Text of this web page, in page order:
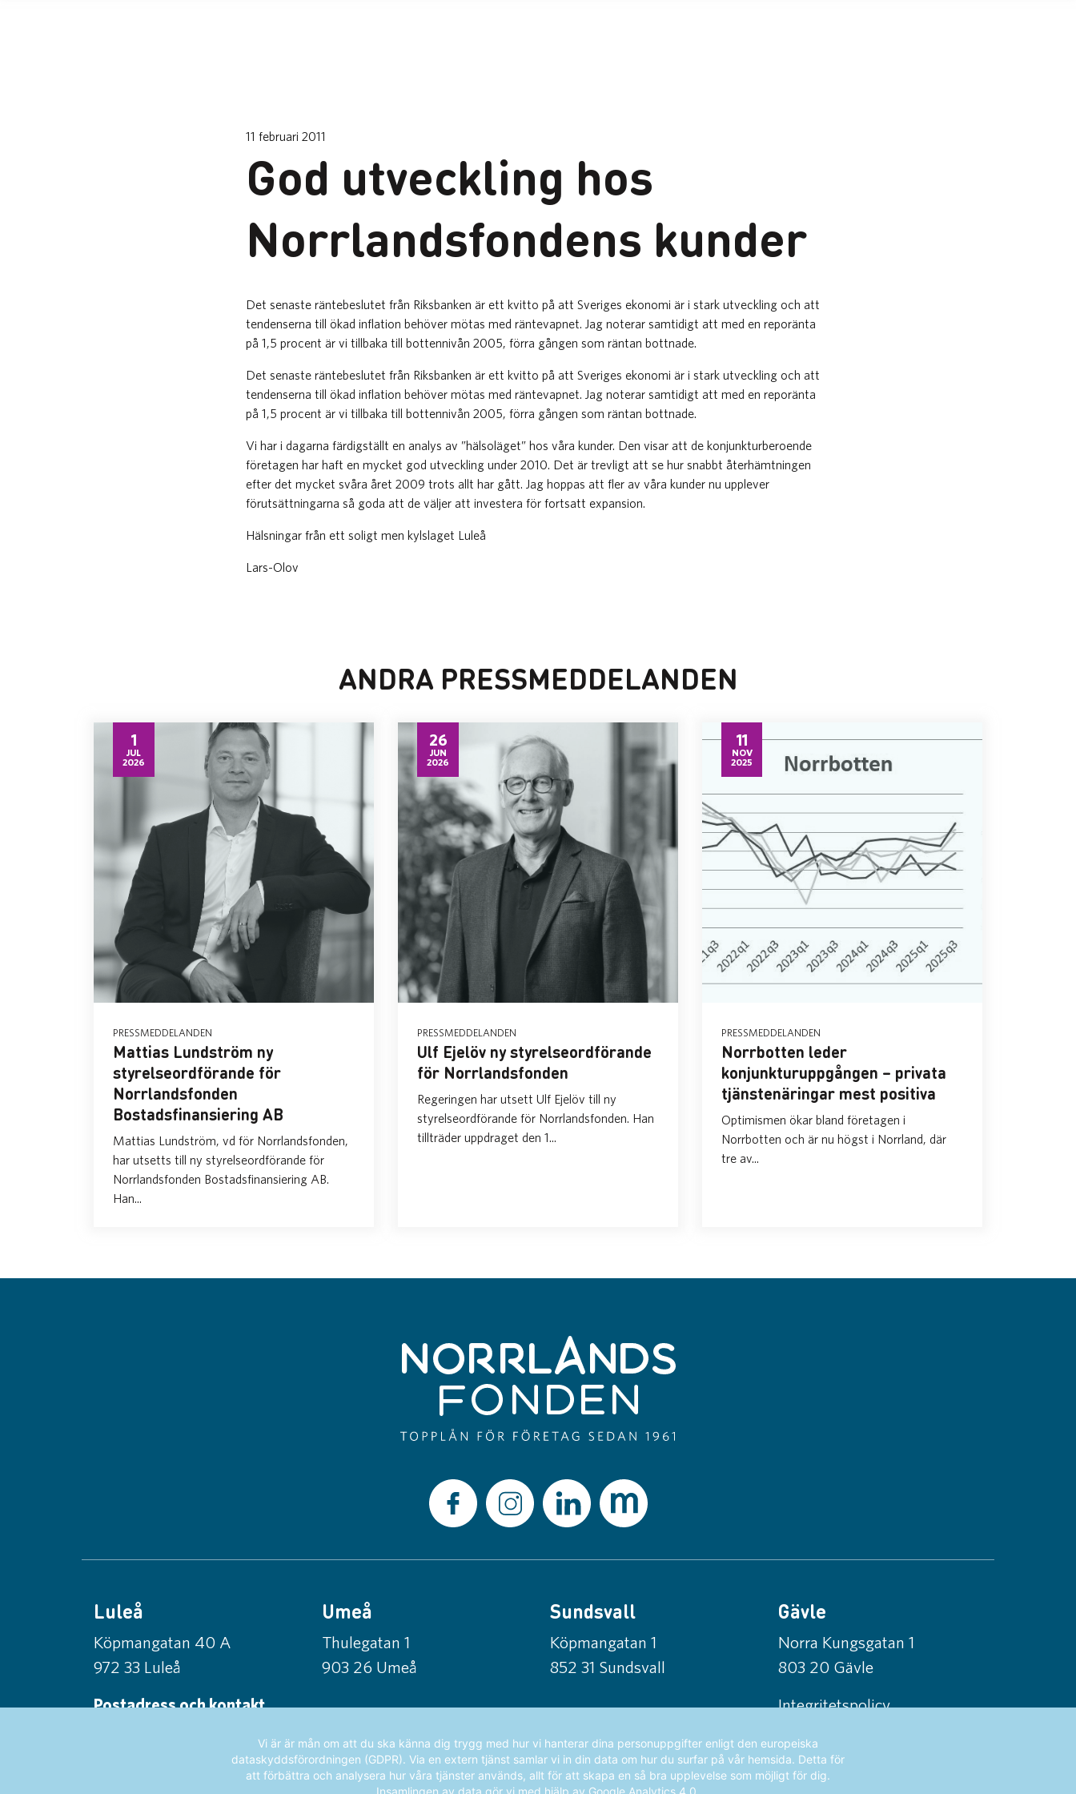
11 februari 2011
God utveckling hos
Norrlandsfondens kunder
​Det senaste räntebeslutet från Riksbanken är ett kvitto på att Sveriges ekonomi är i stark utveckling och att
tendenserna till ökad inflation behöver mötas med räntevapnet. Jag noterar samtidigt att med en reporänta
på 1,5 procent är vi tillbaka till bottennivån 2005, förra gången som räntan bottnade.
Det senaste räntebeslutet från Riksbanken är ett kvitto på att Sveriges ekonomi är i stark utveckling och att
tendenserna till ökad inflation behöver mötas med räntevapnet. Jag noterar samtidigt att med en reporänta
på 1,5 procent är vi tillbaka till bottennivån 2005, förra gången som räntan bottnade.
Vi har i dagarna färdigställt en analys av ”hälsoläget” hos våra kunder. Den visar att de konjunkturberoende
företagen har haft en mycket god utveckling under 2010. Det är trevligt att se hur snabbt återhämtningen
efter det mycket svåra året 2009 trots allt har gått. Jag hoppas att fler av våra kunder nu upplever
förutsättningarna så goda att de väljer att investera för fortsatt expansion.
Hälsningar från ett soligt men kylslaget Luleå
Lars-Olov
ANDRA PRESSMEDDELANDEN
1
JUL
2026
PRESSMEDDELANDEN
Mattias Lundström ny
styrelseordförande för
Norrlandsfonden
Bostadsfinansiering AB
Mattias Lundström, vd för Norrlandsfonden,
har utsetts till ny styrelseordförande för
Norrlandsfonden Bostadsfinansiering AB.
Han...
26
JUN
2026
PRESSMEDDELANDEN
Ulf Ejelöv ny styrelseordförande
för Norrlandsfonden
Regeringen har utsett Ulf Ejelöv till ny
styrelseordförande för Norrlandsfonden. Han
tillträder uppdraget den 1...
11
NOV
2025
PRESSMEDDELANDEN
Norrbotten leder
konjunkturuppgången – privata
tjänstenäringar mest positiva
Optimismen ökar bland företagen i
Norrbotten och är nu högst i Norrland, där
tre av...
Luleå
Köpmangatan 40 A
972 33 Luleå
Postadress och kontakt
Box 56, 971 03 Luleå
info@norrlandsfonden.se
Umeå
Thulegatan 1
903 26 Umeå
Sundsvall
Köpmangatan 1
852 31 Sundsvall
Gävle
Norra Kungsgatan 1
803 20 Gävle
Integritetspolicy
Vi är är mån om att du ska känna dig trygg med hur vi hanterar dina personuppgifter enligt den europeiska
dataskyddsförordningen (GDPR). Via en extern tjänst samlar vi in din data om hur du surfar på vår hemsida. Detta för
att förbättra och analysera hur våra tjänster används, allt för att skapa en så bra upplevelse som möjligt för dig.
Insamlingen av data gör vi med hjälp av Google Analytics 4.0.